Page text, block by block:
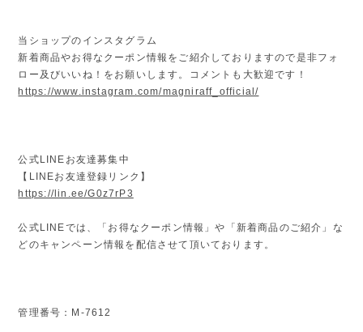
当ショップのインスタグラム
新着商品やお得なクーポン情報をご紹介しておりますので是非フォ
ロー及びいいね！をお願いします。コメントも大歓迎です！
https://www.instagram.com/magniraff_official/
公式LINEお友達募集中
【LINEお友達登録リンク】
https://lin.ee/G0z7rP3
公式LINEでは、「お得なクーポン情報」や「新着商品のご紹介」な
どのキャンペーン情報を配信させて頂いております。
管理番号：M-7612